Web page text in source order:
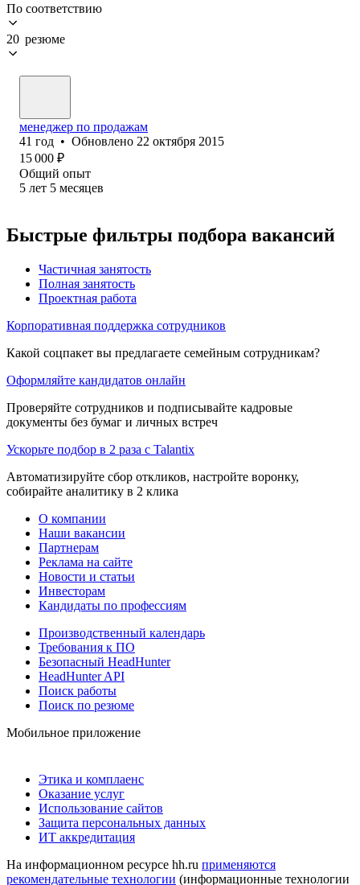
По соответствию
20 резюме
менеджер по продажам
41 год • Обновлено 22 октября 2015
15 000 ₽
Общий опыт
5 лет 5 месяцев
Быстрые фильтры подбора вакансий
Частичная занятость
Полная занятость
Проектная работа
Корпоративная поддержка сотрудников
Какой соцпакет вы предлагаете семейным сотрудникам?
Оформляйте кандидатов онлайн
Проверяйте сотрудников и подписывайте кадровые
документы без бумаг и личных встреч
Ускорьте подбор в 2 раза с Talantix
Автоматизируйте сбор откликов, настройте воронку,
собирайте аналитику в 2 клика
О компании
Наши вакансии
Партнерам
Реклама на сайте
Новости и статьи
Инвесторам
Кандидаты по профессиям
Производственный календарь
Требования к ПО
Безопасный HeadHunter
HeadHunter API
Поиск работы
Поиск по резюме
Мобильное приложение
Этика и комплаенс
Оказание услуг
Использование сайтов
Защита персональных данных
ИТ аккредитация
На информационном ресурсе hh.ru применяются
рекомендательные технологии (информационные технологии